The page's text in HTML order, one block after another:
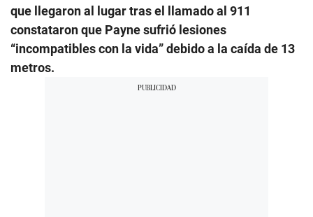
que llegaron al lugar tras el llamado al 911
constataron que Payne sufrió lesiones
“incompatibles con la vida” debido a la caída de 13
metros.